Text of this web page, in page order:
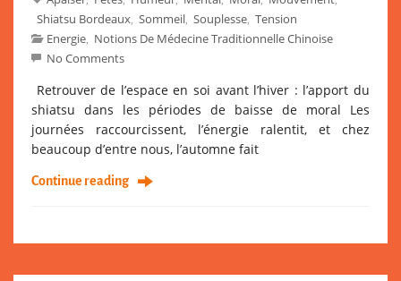
Shiatsu Bordeaux Sommeil Souplesse Tension
Energie Notions De Médecine Traditionnelle Chinoise
No Comments
Retrouver de l’espace en soi avant l’hiver : l’apport du
shiatsu dans les périodes de baisse de moral Les
journées raccourcissent, l’énergie ralentit, et chez
beaucoup d’entre nous, l’automne fait
Continue reading